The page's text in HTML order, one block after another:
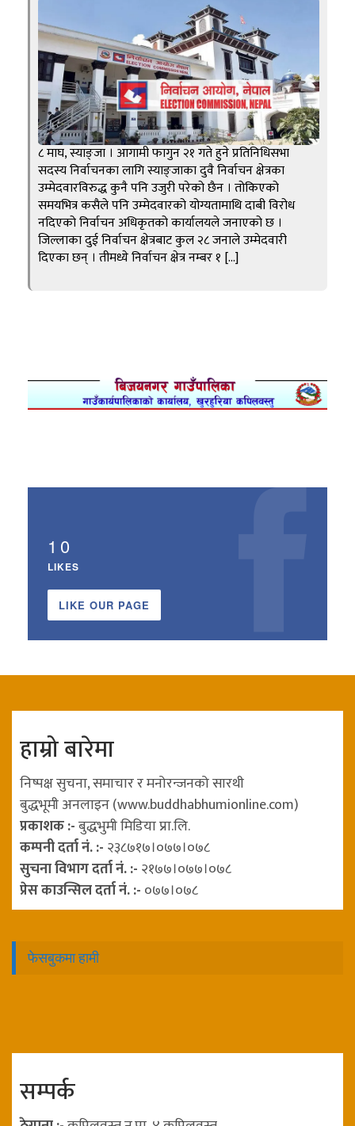
८ माघ, स्याङ्जा । आगामी फागुन २१ गते हुने प्रतिनिधिसभा
सदस्य निर्वाचनका लागि स्याङ्जाका दुवै निर्वाचन क्षेत्रका
उम्मेदवारविरुद्ध कुनै पनि उजुरी परेको छैन । तोकिएको
समयभित्र कसैले पनि उम्मेदवारको योग्यतामाथि दाबी विरोध
नदिएको निर्वाचन अधिकृतको कार्यालयले जनाएको छ ।
जिल्लाका दुई निर्वाचन क्षेत्रबाट कुल २८ जनाले उम्मेदवारी
दिएका छन् । तीमध्ये निर्वाचन क्षेत्र नम्बर १ […]
10
LIKES
LIKE OUR PAGE
हाम्रो बारेमा
निष्पक्ष सुचना, समाचार र मनोरन्जनको सारथी
बुद्धभूमी अनलाइन (www.buddhabhumionline.com)
प्रकाशक :-बुद्धभुमी मिडिया प्रा.लि.
कम्पनी दर्ता नं. :- २३८७१७।०७७।०७८
सुचना विभाग दर्ता नं. :- २१७७।०७७।०७८
प्रेस काउन्सिल दर्ता नं. :- ०७७।०७८
फेसबुकमा हामी
सम्पर्क